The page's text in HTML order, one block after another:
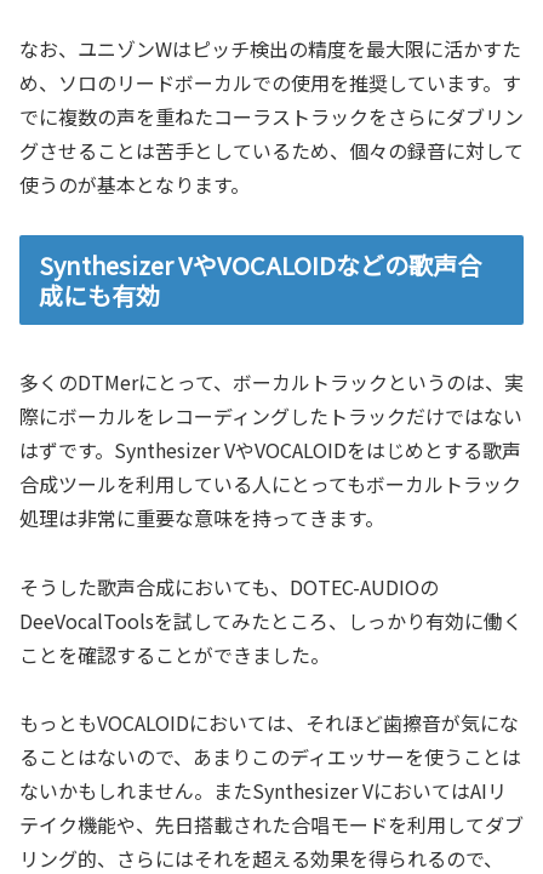
なお、ユニゾンWはピッチ検出の精度を最大限に活かすた
め、ソロのリードボーカルでの使用を推奨しています。す
でに複数の声を重ねたコーラストラックをさらにダブリン
グさせることは苦手としているため、個々の録音に対して
使うのが基本となります。
Synthesizer VやVOCALOIDなどの歌声合
成にも有効
多くのDTMerにとって、ボーカルトラックというのは、実
際にボーカルをレコーディングしたトラックだけではない
はずです。Synthesizer VやVOCALOIDをはじめとする歌声
合成ツールを利用している人にとってもボーカルトラック
処理は非常に重要な意味を持ってきます。
そうした歌声合成においても、DOTEC-AUDIOの
DeeVocalToolsを試してみたところ、しっかり有効に働く
ことを確認することができました。
もっともVOCALOIDにおいては、それほど歯擦音が気にな
ることはないので、あまりこのディエッサーを使うことは
ないかもしれません。またSynthesizer VにおいてはAIリ
テイク機能や、先日搭載された合唱モードを利用してダブ
リング的、さらにはそれを超える効果を得られるので、